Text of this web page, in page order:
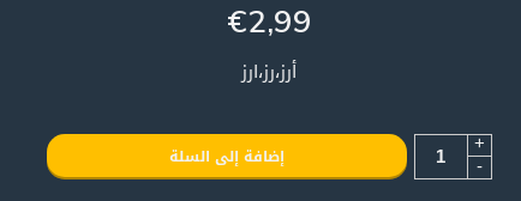
€2,99
أرز،رز،ارز
+
- إضافة إلى السلة